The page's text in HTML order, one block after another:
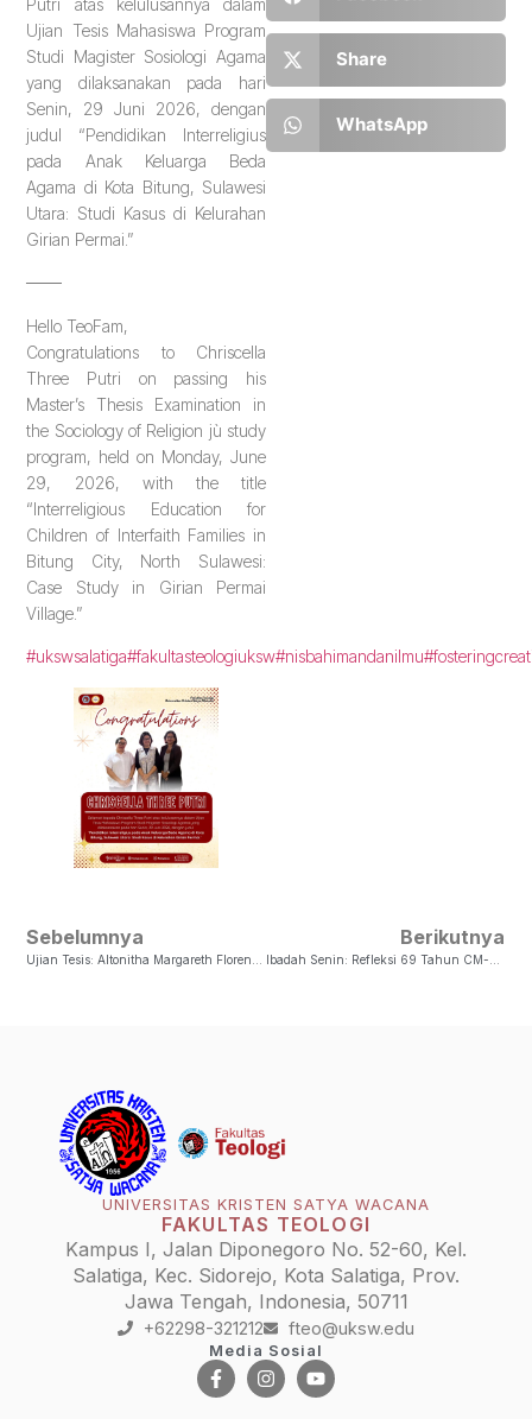
Putri atas kelulusannya dalam
Ujian Tesis Mahasiswa Program
Studi Magister Sosiologi Agama
yang dilaksanakan pada hari
Senin, 29 Juni 2026, dengan
judul “Pendidikan Interreligius
pada Anak Keluarga Beda
Agama di Kota Bitung, Sulawesi
Utara: Studi Kasus di Kelurahan
Girian Permai.”
───
Hello TeoFam,
Congratulations to Chriscella
Three Putri on passing his
Master’s Thesis Examination in
the Sociology of Religion jù study
program, held on Monday, June
29, 2026, with the title
“Interreligious Education for
Children of Interfaith Families in
Bitung City, North Sulawesi:
Case Study in Girian Permai
Village.”
#ukswsalatiga#fakultasteologiuksw#nisbahimandanilmu
Share
WhatsApp
Sebelumnya Berikutnya
UNIVERSITAS KRISTEN SATYA WACANA
FAKULTAS TEOLOGI
Kampus I, Jalan Diponegoro No. 52-60, Kel.
Salatiga, Kec. Sidorejo, Kota Salatiga, Prov.
Jawa Tengah, Indonesia, 50711
+62298-321212 fteo@uksw.edu
Media Sosial